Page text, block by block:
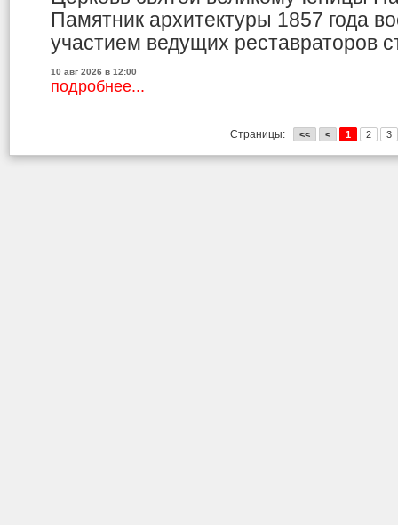
Памятник архитектуры 1857 года
участием ведущих реставраторов
10 авг 2026 в 12:00
подробнее...
Страницы: << < 1 2 3